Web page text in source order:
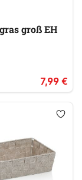
groß EH
7,99 €